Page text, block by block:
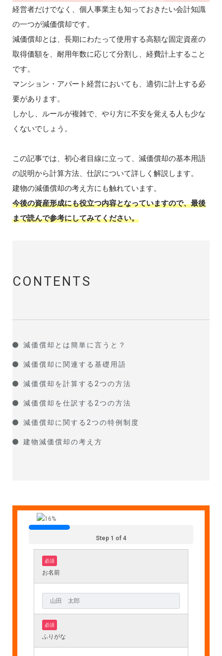
経営者だけでなく、個人事業主も知っておきたい会計知識
の一つが減価償却です。
減価償却とは、長期にわたって使用する高額な固定資産の
取得価額を、耐用年数に応じて分割し、経費計上すること
です。
マンション・アパート経営においても、適切に計上する必
要があります。
しかし、ルールが複雑で、やり方に不安を覚える人も少な
くないでしょう。
この記事では、初心者目線に立って、減価償却の基本用語
の説明から計算方法、仕訳について詳しく解説します。
建物の減価償却の考え方にも触れています。
今後の資産形成にも役立つ内容となっていますので、最後
まで読んで参考にしてみてください。
CONTENTS
減価償却とは簡単に言うと？
減価償却に関連する基礎用語
減価償却を計算する2つの方法
減価償却を仕訳する2つの方法
減価償却に関する2つの特例制度
建物減価償却の考え方
Step 1 of 4
必須
お名前
必須
ふりがな